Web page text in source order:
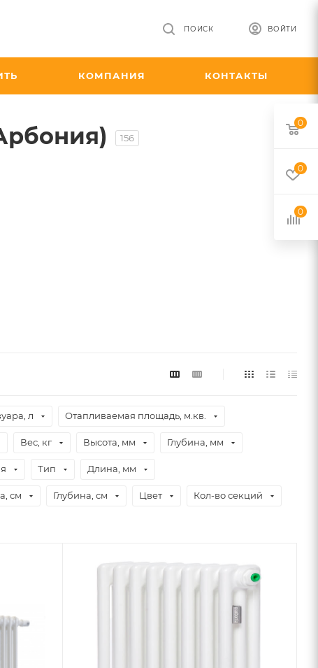
ВОЙТИ
ПОИСК
КОМПАНИЯ КОНТАКТЫ
156
л Отапливаемая площадь, м.кв.
Вес, кг Высота, мм Глубина, мм
Тип Длина, мм
см Глубина, см Цвет Кол-во секций
0
0
0